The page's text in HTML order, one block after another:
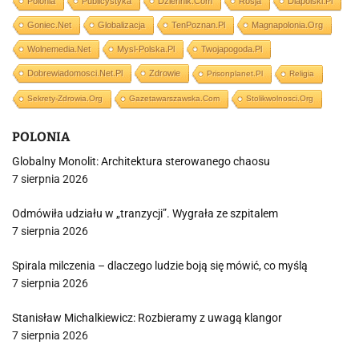
Goniec.net Globalizacja TenPoznan.pl Magnapolonia.org
Wolnemedia.net Mysl-Polska.pl Twojapogoda.pl
Dobrewiadomosci.net.pl Zdrowie Prisonplanet.pl Religia
Sekrety-Zdrowia.org Gazetawarszawska.com Stolikwolnosci.org
POLONIA
Globalny Monolit: Architektura sterowanego chaosu
7 sierpnia 2026
Odmówiła udziału w „tranzycji”. Wygrała ze szpitalem
7 sierpnia 2026
Spirala milczenia – dlaczego ludzie boją się mówić, co myślą
7 sierpnia 2026
Stanisław Michalkiewicz: Rozbieramy z uwagą klangor
7 sierpnia 2026